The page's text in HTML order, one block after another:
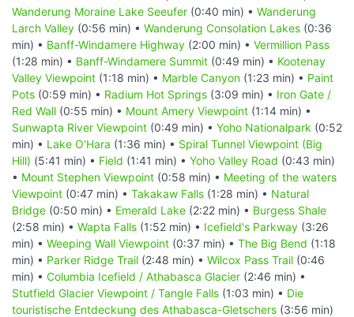
Wanderung Moraine Lake Seeufer (0:40 min) • Wanderung
Larch Valley (0:56 min) • Wanderung Consolation Lakes (0:36
min) • Banff-Windamere Highway (2:00 min) • Vermillion Pass
(1:28 min) • Banff-Windamere Summit (0:49 min) • Kootenay
Valley Viewpoint (1:18 min) • Marble Canyon (1:23 min) • Paint
Pots (0:59 min) • Radium Hot Springs (3:09 min) • Iron Gate /
Red Wall (0:55 min) • Mount Amery Viewpoint (1:14 min) •
Sunwapta River Viewpoint (0:49 min) • Yoho Nationalpark (0:52
min) • Lake O'Hara (1:36 min) • Spiral Tunnel Viewpoint (Big
Hill) (5:41 min) • Field (1:41 min) • Yoho Valley Road (0:43 min)
• Mount Stephen Viewpoint (0:58 min) • Meeting of the waters
Viewpoint (0:47 min) • Takakaw Falls (1:28 min) • Natural
Bridge (0:50 min) • Emerald Lake (2:22 min) • Burgess Shale
(2:58 min) • Wapta Falls (1:52 min) • Icefield's Parkway (3:26
min) • Weeping Wall Viewpoint (0:37 min) • The Big Bend (1:18
min) • Parker Ridge Trail (2:48 min) • Wilcox Pass Trail (0:46
min) • Columbia Icefield / Athabasca Glacier (2:46 min) •
Stutfield Glacier Viewpoint / Tangle Falls (1:03 min) • Die
touristische Entdeckung des Athabasca-Gletschers (3:56 min)